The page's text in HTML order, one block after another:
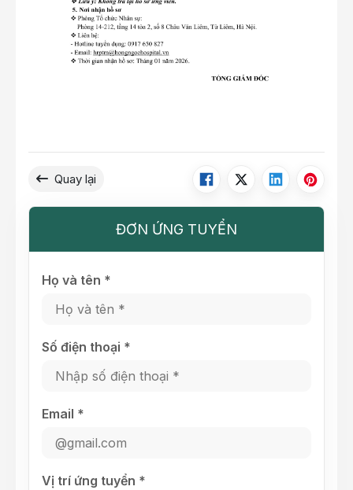
Quay lại
ĐƠN ỨNG TUYỂN
Họ và tên *
Số điện thoại *
Email *
Vị trí ứng tuyển *